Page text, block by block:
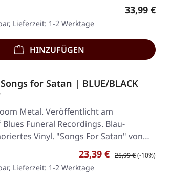
Regulärer
33,99 €
Lieferzeit: 1-2 Werktage
HINZUFÜGEN
Songs for Satan | BLUE/BLACK
Metal. Veröffentlicht am
Blues Funeral Recordings. Blau-
Vinyl. "Songs For Satan" von
Verkaufspreis:
23,39 € Regulärer Preis:
25,99 €(-10%)
Lieferzeit: 1-2 Werktage